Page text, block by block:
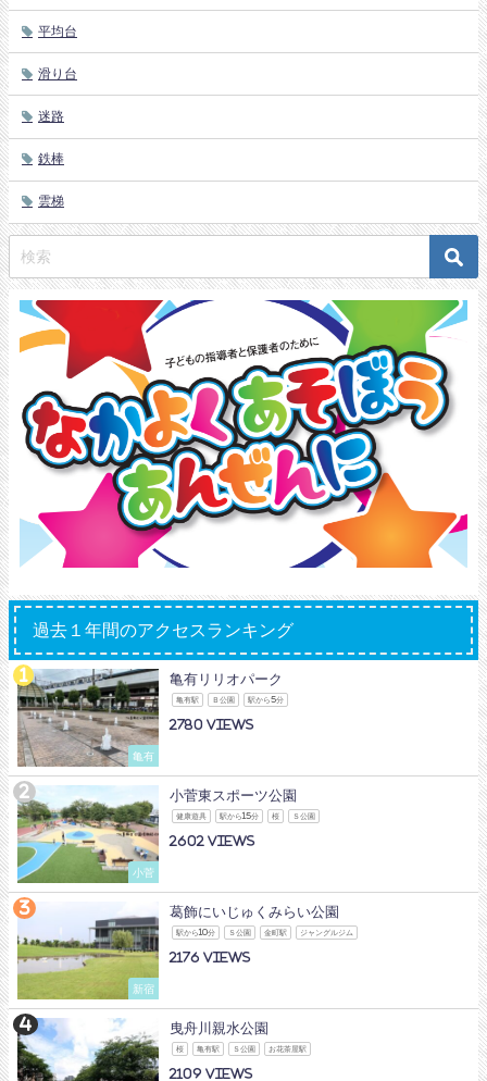
平均台
滑り台
迷路
鉄棒
雲梯
過去１年間のアクセスランキング
亀有
亀有リリオパーク
亀有駅 Ｂ公園 駅から5分
2780
小菅
小菅東スポーツ公園
健康遊具 駅から15分 桜 Ｓ公園
2602
新宿
葛飾にいじゅくみらい公園
駅から10分 Ｓ公園 金町駅 ジャングルジム
2176
曳舟川親水公園
桜 亀有駅 Ｓ公園 お花茶屋駅
2109